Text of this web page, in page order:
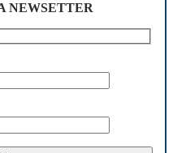
NEWSETTER